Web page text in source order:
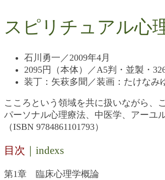
スピリチュアル心
石川勇一／2009年4月
2095円（本体）／A5判・並製・
装丁：矢萩多聞／装画：たけなみ
こころという領域を共に扱いながら、
パーソナル心理療法、中医学、アーユ
（ISBN 9784861101793）
目次 ｜indexs
第1章 臨床心理学概論